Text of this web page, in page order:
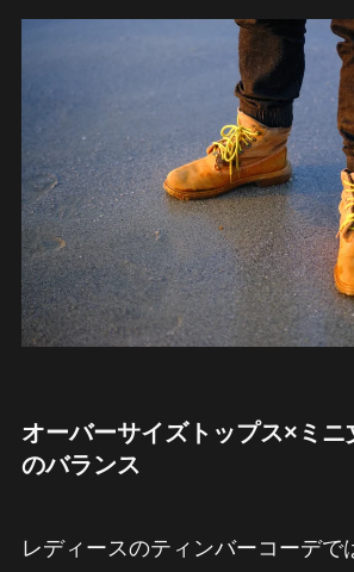
オーバーサイズトップス×ミニ
のバランス
レディースのティンバーコーデで